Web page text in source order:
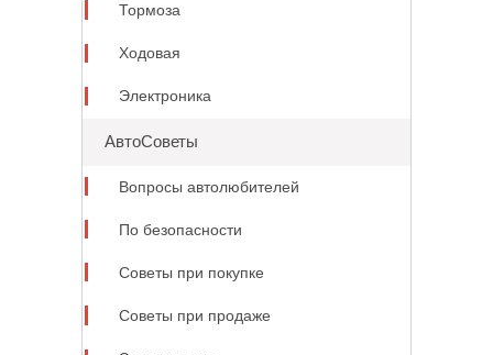
Тормоза
Ходовая
Электроника
АвтоСоветы
Вопросы автолюбителей
По безопасности
Советы при покупке
Советы при продаже